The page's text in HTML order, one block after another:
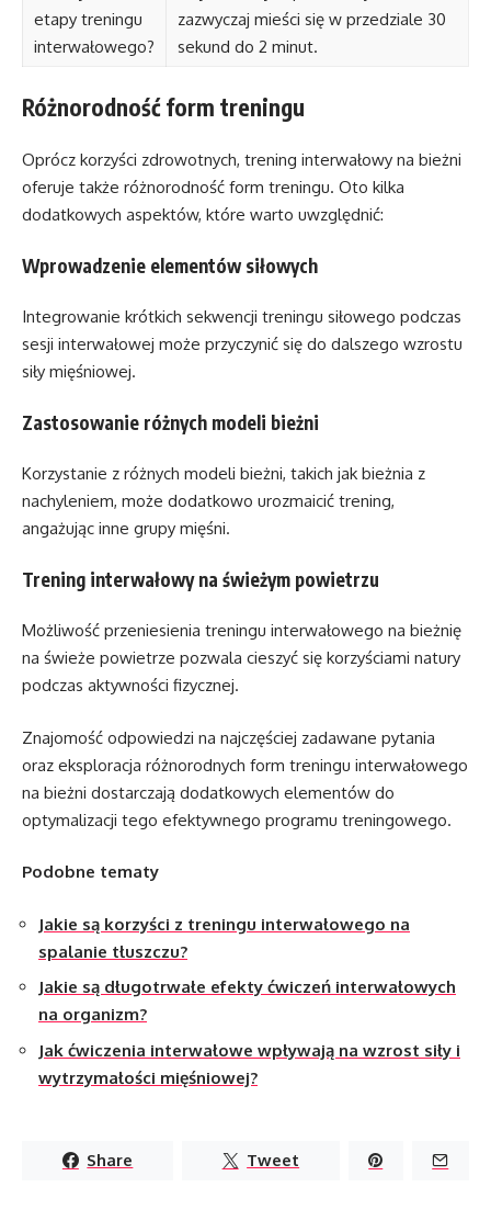
etapy treningu
interwałowego?
zazwyczaj mieści się w przedziale 30
sekund do 2 minut.
Różnorodność form treningu
Oprócz korzyści zdrowotnych, trening interwałowy na bieżni
oferuje także różnorodność form treningu. Oto kilka
dodatkowych aspektów, które warto uwzględnić:
Wprowadzenie elementów siłowych
Integrowanie krótkich sekwencji treningu siłowego podczas
sesji interwałowej może przyczynić się do dalszego wzrostu
siły mięśniowej.
Zastosowanie różnych modeli bieżni
Korzystanie z różnych modeli bieżni, takich jak bieżnia z
nachyleniem, może dodatkowo urozmaicić trening,
angażując inne grupy mięśni.
Trening interwałowy na świeżym powietrzu
Możliwość przeniesienia treningu interwałowego na bieżnię
na świeże powietrze pozwala cieszyć się korzyściami natury
podczas aktywności fizycznej.
Znajomość odpowiedzi na najczęściej zadawane pytania
oraz eksploracja różnorodnych form treningu interwałowego
na bieżni dostarczają dodatkowych elementów do
optymalizacji tego efektywnego programu treningowego.
Podobne tematy
Jakie są korzyści z treningu interwałowego na
spalanie tłuszczu?
Jakie są długotrwałe efekty ćwiczeń interwałowych
na organizm?
Jak ćwiczenia interwałowe wpływają na wzrost siły i
wytrzymałości mięśniowej?
Share Tweet